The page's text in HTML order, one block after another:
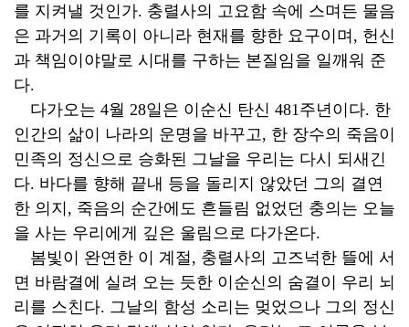
를 지켜낼 것인가. 충렬사의 고요함 속에 스며든 물음
은 과거의 기록이 아니라 현재를 향한 요구이며, 헌신
과 책임이야말로 시대를 구하는 본질임을 일깨워 준
다.
다가오는 4월 28일은 이순신 탄신 481주년이다. 한
인간의 삶이 나라의 운명을 바꾸고, 한 장수의 죽음이
민족의 정신으로 승화된 그날을 우리는 다시 되새긴
다. 바다를 향해 끝내 등을 돌리지 않았던 그의 결연
한 의지, 죽음의 순간에도 흔들림 없었던 충의는 오늘
을 사는 우리에게 깊은 울림으로 다가온다.
봄빛이 완연한 이 계절, 충렬사의 고즈넉한 뜰에 서
면 바람결에 실려 오는 듯한 이순신의 숨결이 우리 뇌
리를 스친다. 그날의 함성 소리는 멎었으나 그의 정신